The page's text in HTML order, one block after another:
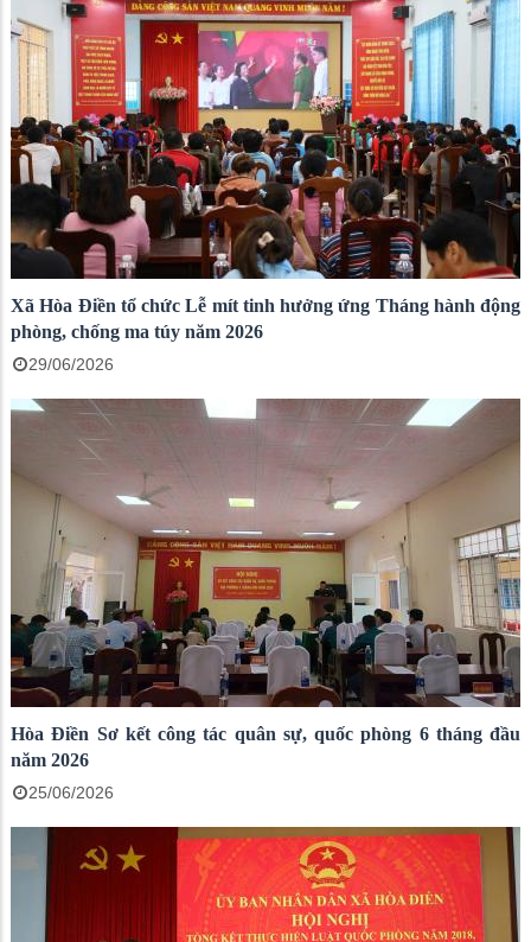
Xã Hòa Điền tổ chức Lễ mít tinh hưởng ứng Tháng hành động
phòng, chống ma túy năm 2026
29/06/2026
Hòa Điền Sơ kết công tác quân sự, quốc phòng 6 tháng đầu
năm 2026
25/06/2026